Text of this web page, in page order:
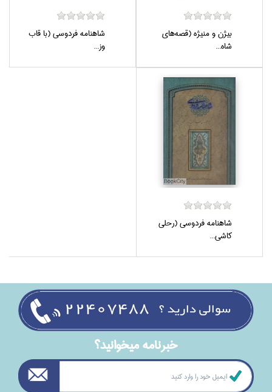
بيژن و منيژه (قصه‌هاي
شاه...
شاهنامه فردوسي (با قاب
وز...
شاهنامه فردوسي (رحلي
كاشي...
خبرنامه ميخوانيد؟